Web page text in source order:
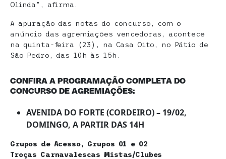
Olinda”, afirma.
A apuração das notas do concurso, com o
anúncio das agremiações vencedoras, acontece
na quinta-feira (23), na Casa Oito, no Pátio de
São Pedro, das 10h às 15h.
CONFIRA A PROGRAMAÇÃO COMPLETA DO
CONCURSO DE AGREMIAÇÕES:
AVENIDA DO FORTE (CORDEIRO) – 19/02,
DOMINGO, A PARTIR DAS 14H
Grupos de Acesso, Grupos 01 e 02
Troças Carnavalescas Mistas/Clubes